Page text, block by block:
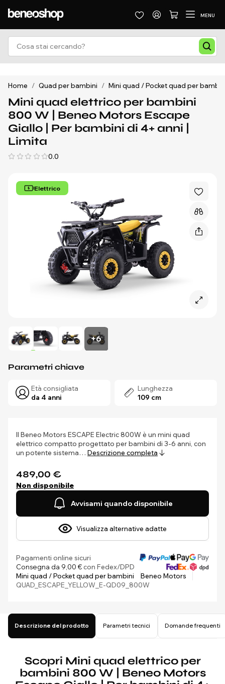
MENU
Home / Quad per bambini / Mini quad / Pocket quad per
Mini quad elettrico per bambini
800 W | Beneo Motors Escape
Giallo | Per bambini di 4+ anni |
Limita
0.0
Elettrico
+6
Parametri chiave
Età consigliata
da 4 anni
Lunghezza
109 cm
Il Beneo Motors ESCAPE Electric 800W è un mini quad
elettrico compatto progettato per bambini di 3-6 anni, con
un potente sistema… Descrizione completa
489,00 €
Non disponibile
Avvisami quando disponibile
Visualizza alternative adatte
Pagamenti online sicuri
Consegna da 9,00 €con Fedex/DPD
Mini quad / Pocket quad per bambini
Beneo Motors
QUAD_ESCAPE_YELLOW_E-QD09_800W
Descrizione del prodotto Parametri tecnici Domande frequenti
Scopri Mini quad elettrico per
bambini 800 W | Beneo Motors